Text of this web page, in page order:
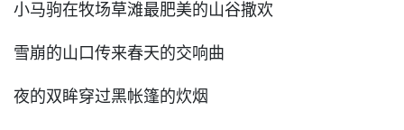
小马驹在牧场草滩最肥美的山谷撒欢
雪崩的山口传来春天的交响曲
夜的双眸穿过黑帐篷的炊烟